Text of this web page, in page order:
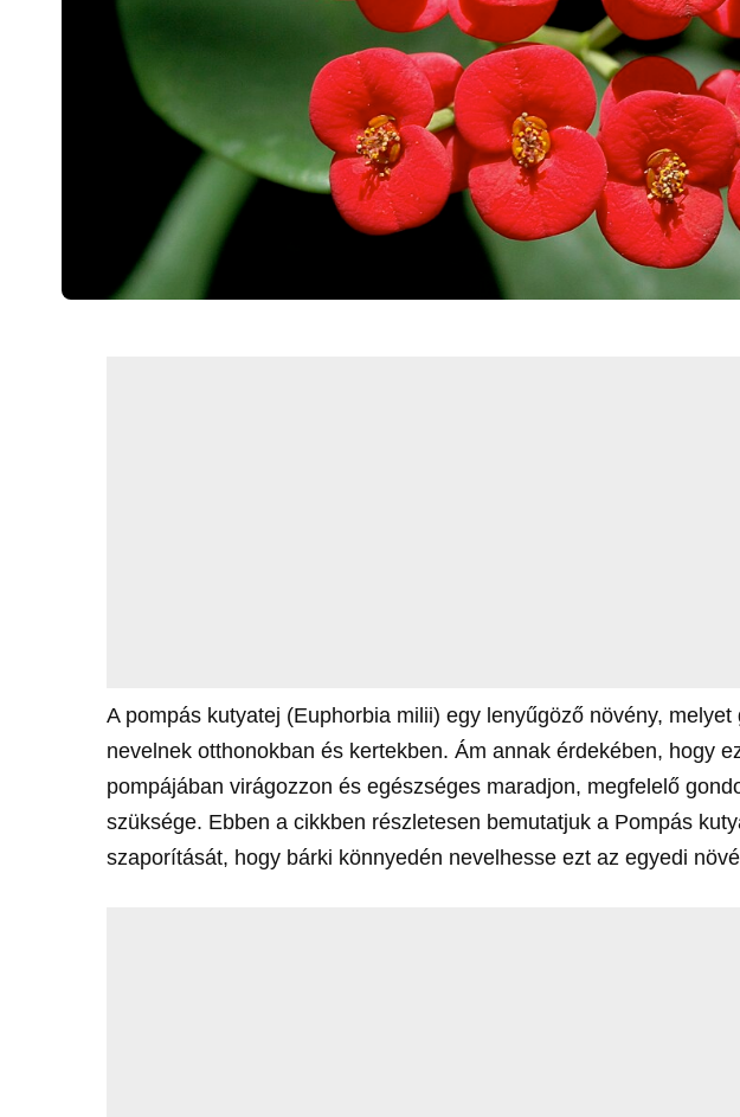
A pompás kutyatej (Euphorbia milii) egy lenyűgöző növény,
nevelnek otthonokban és kertekben. Ám annak érdekében, hogy
pompájában virágozzon és egészséges maradjon, megfelelő
szüksége. Ebben a cikkben részletesen bemutatjuk a Pompás
szaporítását, hogy bárki könnyedén nevelhesse ezt az egyedi